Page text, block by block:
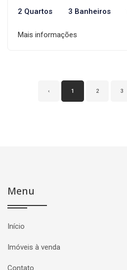
2 Quartos 3 Banheiros
Mais informações
‹ 1 2 3
Menu
Início
Imóveis à venda
Contato